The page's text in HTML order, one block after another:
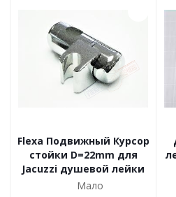
Flexa Подвижный Курсор
стойки D=22mm для
Jacuzzi душевой лейки
Мало